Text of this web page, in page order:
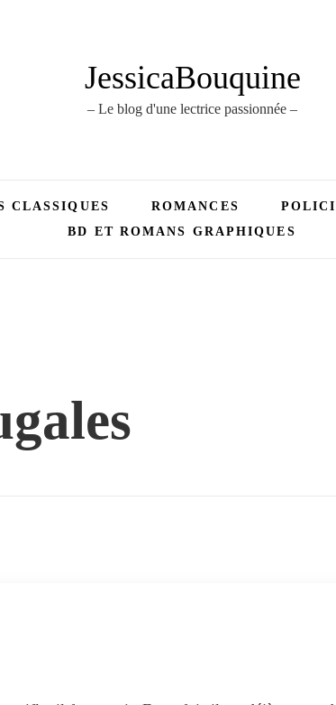
JessicaBouquine
– Le blog d'une lectrice passionnée –
CLASSIQUES ROMANCES
BD ET ROMANS GRAPHIQUES